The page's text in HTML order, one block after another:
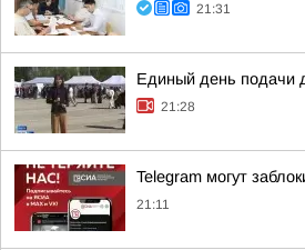
21:31
Единый день подачи
21:28
Telegram могут
21:11